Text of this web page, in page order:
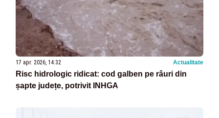
17 apr. 2026, 14:32 Actualitate
Risc hidrologic ridicat: cod galben pe râuri din
șapte județe, potrivit INHGA